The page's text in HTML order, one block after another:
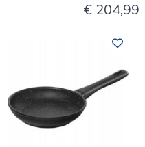
€ 204,99